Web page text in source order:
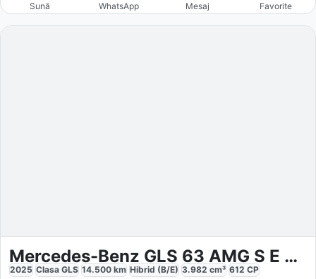
Sună WhatsApp Mesaj Favorite
Mercedes-Benz GLS 63 AMG S E Performance L
2025 Clasa GLS 14.500 km Hibrid (B/E) 3.982 cm³ 612 CP